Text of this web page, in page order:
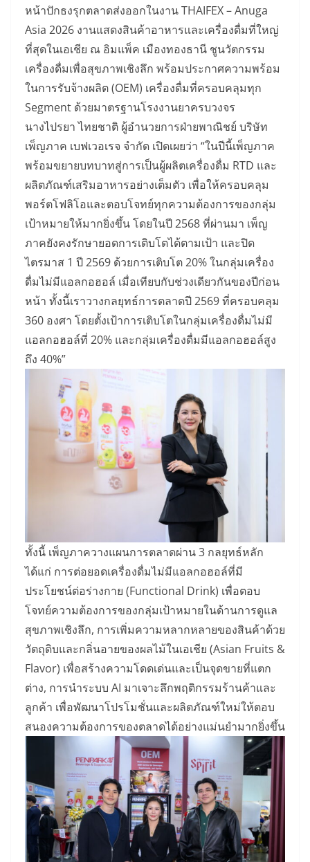
หน้าปักธงรุกตลาดส่งออกในงาน THAIFEX – Anuga
Asia 2026 งานแสดงสินค้าอาหารและเครื่องดื่มที่ใหญ่
ที่สุดในเอเชีย ณ อิมแพ็ค เมืองทองธานี ชูนวัตกรรม
เครื่องดื่มเพื่อสุขภาพเชิงลึก พร้อมประกาศความพร้อม
ในการรับจ้างผลิต (OEM) เครื่องดื่มที่ครอบคลุมทุก
Segment ด้วยมาตรฐานโรงงานยาครบวงจร
นางไปรยา ไทยชาติ ผู้อำนวยการฝ่ายพาณิชย์ บริษัท
เพ็ญภาค เบฟเวอเรจ จำกัด เปิดเผยว่า “ในปีนี้เพ็ญภาค
พร้อมขยายบทบาทสู่การเป็นผู้ผลิตเครื่องดื่ม RTD และ
ผลิตภัณฑ์เสริมอาหารอย่างเต็มตัว เพื่อให้ครอบคลุม
พอร์ตโฟลิโอและตอบโจทย์ทุกความต้องการของกลุ่ม
เป้าหมายให้มากยิ่งขึ้น โดยในปี 2568 ที่ผ่านมา เพ็ญ
ภาคยังคงรักษายอดการเติบโตได้ตามเป้า และปิด
ไตรมาส 1 ปี 2569 ด้วยการเติบโต 20% ในกลุ่มเครื่อง
ดื่มไม่มีแอลกอฮอล์ เมื่อเทียบกับช่วงเดียวกันของปีก่อน
หน้า ทั้งนี้เราวางกลยุทธ์การตลาดปี 2569 ที่ครอบคลุม
360 องศา โดยตั้งเป้าการเติบโตในกลุ่มเครื่องดื่มไม่มี
แอลกอฮอล์ที่ 20% และกลุ่มเครื่องดื่มมีแอลกอฮอล์สูง
ถึง 40%”
ทั้งนี้ เพ็ญภาควางแผนการตลาดผ่าน 3 กลยุทธ์หลัก
ได้แก่ การต่อยอดเครื่องดื่มไม่มีแอลกอฮอล์ที่มี
ประโยชน์ต่อร่างกาย (Functional Drink) เพื่อตอบ
โจทย์ความต้องการของกลุ่มเป้าหมายในด้านการดูแล
สุขภาพเชิงลึก, การเพิ่มความหลากหลายของสินค้าด้วย
วัตถุดิบและกลิ่นอายของผลไม้ในเอเชีย (Asian Fruits &
Flavor) เพื่อสร้างความโดดเด่นและเป็นจุดขายที่แตก
ต่าง, การนำระบบ AI มาเจาะลึกพฤติกรรมร้านค้าและ
ลูกค้า เพื่อพัฒนาโปรโมชั่นและผลิตภัณฑ์ใหม่ให้ตอบ
สนองความต้องการของตลาดได้อย่างแม่นยำมากยิ่งขึ้น